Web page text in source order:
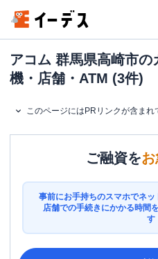
アコム 群馬県高崎市
機・店舗・ATM (3件)
このページにはPRリンクが含まれ
ご融資を
事前にお手持ちのスマホでネッ
店舗での手続きにかかる時間
す